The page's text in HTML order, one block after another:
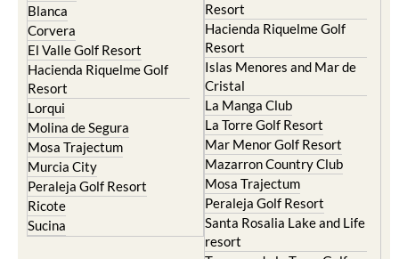
Blanca
Corvera
El Valle Golf Resort
Hacienda Riquelme Golf
Resort
Lorqui
Molina de Segura
Mosa Trajectum
Murcia City
Peraleja Golf Resort
Ricote
Sucina
Resort
Hacienda Riquelme Golf
Resort
Islas Menores and Mar de
Cristal
La Manga Club
La Torre Golf Resort
Mar Menor Golf Resort
Mazarron Country Club
Mosa Trajectum
Peraleja Golf Resort
Santa Rosalia Lake and Life
resort